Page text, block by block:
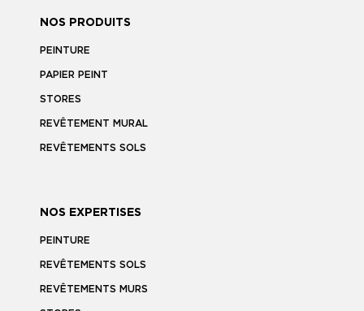
NOS PRODUITS
PEINTURE
PAPIER PEINT
STORES
REVÊTEMENT MURAL
REVÊTEMENTS SOLS
NOS EXPERTISES
PEINTURE
REVÊTEMENTS SOLS
REVÊTEMENTS MURS